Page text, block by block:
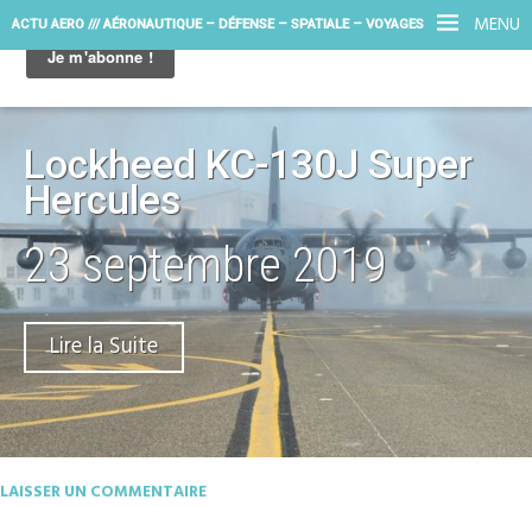
MENU
ACTU AERO /// AÉRONAUTIQUE – DÉFENSE – SPATIALE – VOYAGES
Lockheed KC-130J Super
Hercules
23 septembre 2019
Lire la Suite
LAISSER UN COMMENTAIRE